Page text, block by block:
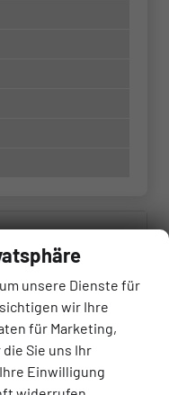
unsere Dienste für
wir Ihre
für Marketing,
Sie uns Ihr
Einwilligung